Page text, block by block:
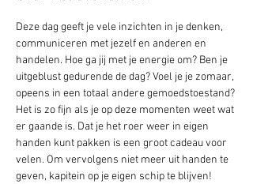
Deze dag geeft je vele inzichten in je denken,
communiceren met jezelf en anderen en
handelen. Hoe ga jij met je energie om? Ben je
uitgeblust gedurende de dag? Voel je je zomaar,
opeens in een totaal andere gemoedstoestand?
Het is zo fijn als je op deze momenten weet wat
er gaande is. Dat je het roer weer in eigen
handen kunt pakken is een groot cadeau voor
velen. Om vervolgens niet meer uit handen te
geven, kapitein op je eigen schip te blijven!